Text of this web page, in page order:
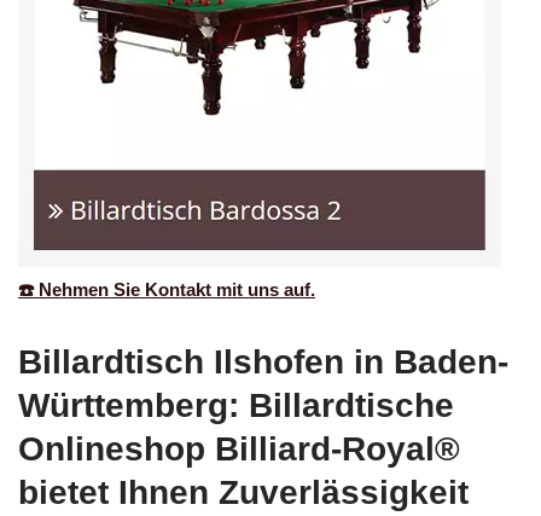
☎️ Nehmen Sie Kontakt mit uns auf.
Billardtisch Ilshofen in Baden-
Württemberg: Billardtische
Onlineshop Billiard-Royal®
bietet Ihnen Zuverlässigkeit